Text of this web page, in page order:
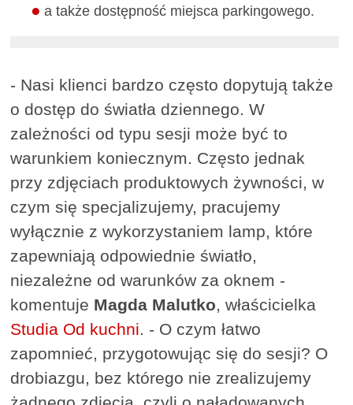
a także dostępność miejsca parkingowego.
- Nasi klienci bardzo często dopytują także
o dostęp do światła dziennego. W
zależności od typu sesji może być to
warunkiem koniecznym. Często jednak
przy zdjęciach produktowych żywności, w
czym się specjalizujemy, pracujemy
wyłącznie z wykorzystaniem lamp, które
zapewniają odpowiednie światło,
niezależne od warunków za oknem -
komentuje Magda Malutko, właścicielka
Studia Od kuchni. - O czym łatwo
zapomnieć, przygotowując się do sesji? O
drobiazgu, bez którego nie zrealizujemy